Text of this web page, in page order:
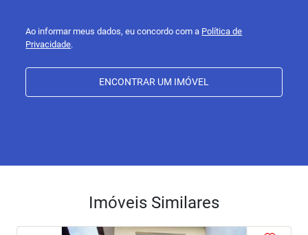
Ao informar meus dados, eu concordo com a Política de
Privacidade.
ENCONTRAR UM IMÓVEL
Imóveis Similares